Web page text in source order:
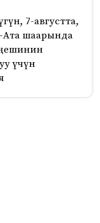
7-августта,
Ата шаарында
үчүн